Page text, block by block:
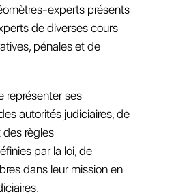
experts présents
de diverses cours
pénales et de
représenter ses
autorités judiciaires, de
règles
par la loi, de
dans leur mission en